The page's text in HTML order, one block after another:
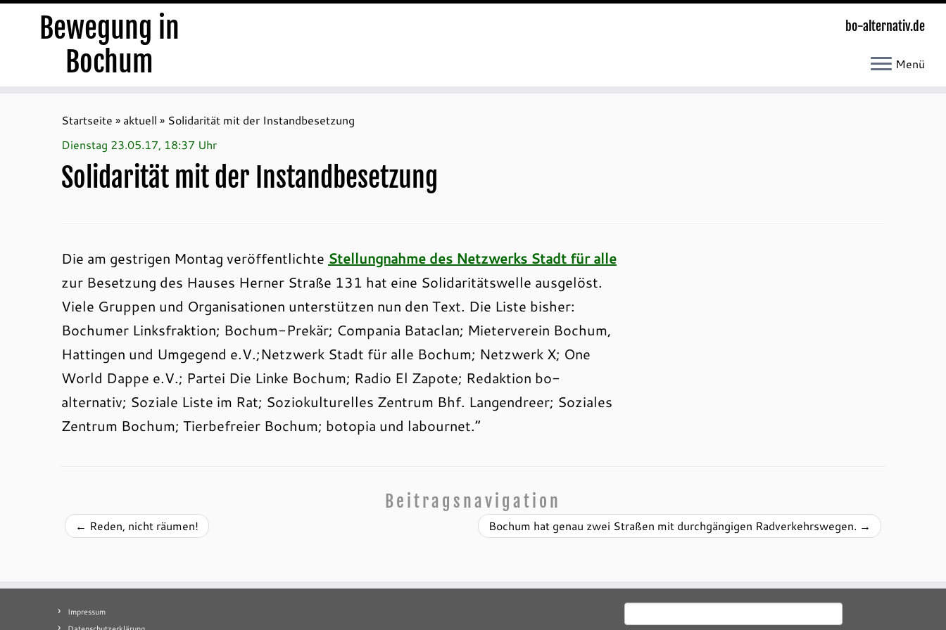
Bewegung in
Bochum
bo-alternativ.de
Menü
Startseite » aktuell » Solidarität mit der Instandbesetzung
Dienstag 23.05.17, 18:37 Uhr
Solidarität mit der Instandbesetzung
Die am gestrigen Montag veröffentlichte Stellungnahme des Netzwerks Stadt für alle
zur Besetzung des Hauses Herner Straße 131 hat eine Solidaritätswelle ausgelöst.
Viele Gruppen und Organisationen unterstützen nun den Text. Die Liste bisher:
Bochumer Linksfraktion; Bochum-Prekär; Compania Bataclan; Mieterverein Bochum,
Hattingen und Umgegend e.V.;Netzwerk Stadt für alle Bochum; Netzwerk X; One
World Dappe e.V.; Partei Die Linke Bochum; Radio El Zapote; Redaktion bo-
alternativ; Soziale Liste im Rat; Soziokulturelles Zentrum Bhf. Langendreer; Soziales
Zentrum Bochum; Tierbefreier Bochum; botopia und labournet.“
Beitragsnavigation
← Reden, nicht räumen! Bochum hat genau zwei Straßen mit durchgängigen Radverkehrswegen. →
Impressum
Suchen
nach: